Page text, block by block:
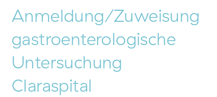
Anmeldung/Zuweisung
gastroenterologische
Untersuchung
Claraspital